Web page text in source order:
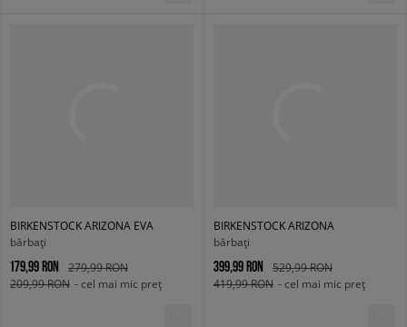
BIRKENSTOCK ARIZONA EVA
bărbați
179,99 RON
279,99 RON
209,99 RON - cel mai mic preț
BIRKENSTOCK ARIZONA
bărbați
399,99 RON
529,99 RON
419,99 RON - cel mai mic preț